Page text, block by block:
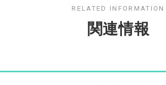
関連情報
RELATED INFORMATION